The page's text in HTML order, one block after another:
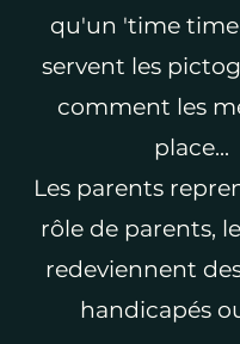
qu'un 'time
servent les
comment les
place...
Les parents
rôle de parents,
redeviennent
handicapés